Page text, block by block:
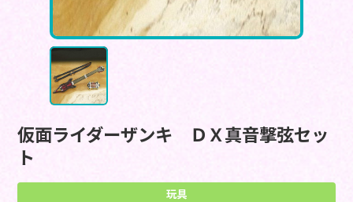
仮面ライダーザンキ ＤＸ真音撃弦セッ
ト
玩具